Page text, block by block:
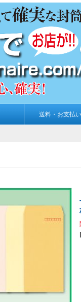
送料・お支払